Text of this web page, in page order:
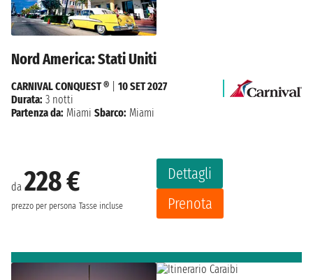
Nord America: Stati Uniti
da 228 €
prezzo per persona Tasse incluse
Dettagli
Prenota
CARNIVAL CONQUEST ®
10 SET 2027
Durata: 3 notti
Partenza da: Miami Sbarco: Miami